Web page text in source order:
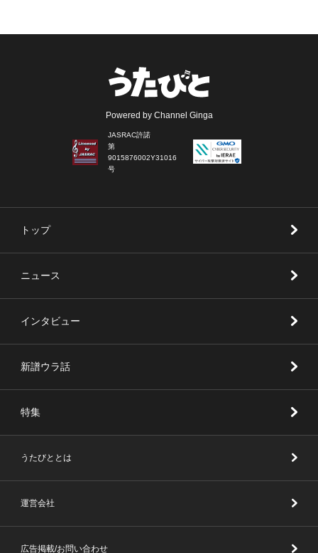
Powered by Channel Ginga
JASRAC許諾
第
9015876002Y31016
号
トップ
ニュース
インタビュー
新譜ウラ話
特集
うたびととは
運営会社
広告掲載/お問い合わせ